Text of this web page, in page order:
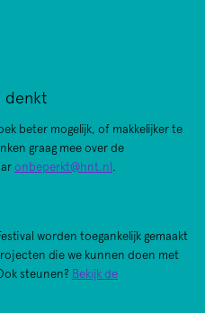
denkt
beter mogelijk, of makkelijker te
graag mee over de
onbeperkt@hnt.nl.
worden toegankelijk gemaakt
die we kunnen doen met
steunen? Bekijk de